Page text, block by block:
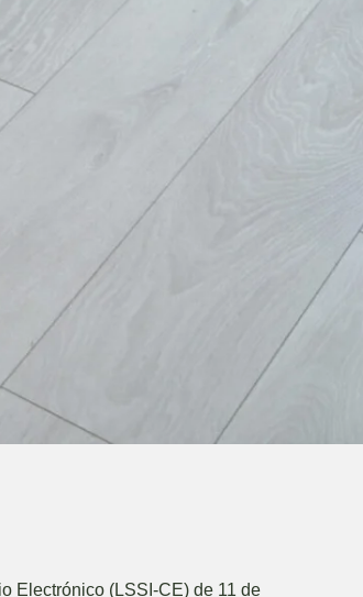
Electrónico (LSSI-CE) de 11 de